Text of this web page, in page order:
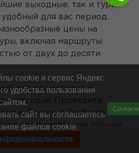
выходные, так и туры
для вас период.
цены на
включая маршруты
от двух до десяти
для вас вариант и
сегодня. Проведите
в Томске с Турбюро
положительные отзывы
качество
туры без билетов
cookie и сервис Яндекс
удобства пользования
сайт вы соглашаетесь
файлов cookie